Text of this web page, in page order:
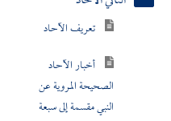
أخبار الآحاد
الصحيحة المروية عن
النبي مقسمة إلى سبعة
أقسام